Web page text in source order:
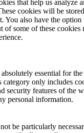
that help us analyze
cookies will be
You also have the option
of some of these cookies
essential for
only includes
security features of the
personal information.
be particularly